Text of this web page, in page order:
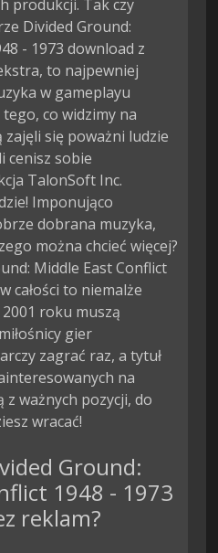
produkcji. Tak czy
Divided Ground:
- 1973 download z
to najpewniej
w gameplayu
co widzimy na
się poważni ludzie
cenisz sobie
TalonSoft Inc.
Imponująco
dobrana muzyka,
można chcieć więcej?
Middle East Conflict
całości to niemalże
roku muszą
gier
zagrać raz, a tytuł
na
ważnych pozycji, do
wracać!
Ground:
1948 - 1973
reklam?